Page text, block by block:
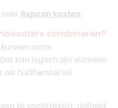
Rejuran kosten.
combineren?
soms
kan logisch zijn wanneer
huidherstel wil